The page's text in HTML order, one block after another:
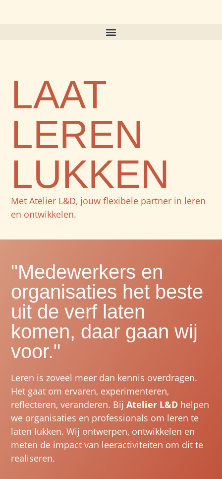
LAAT
LEREN
LUKKEN
Met Atelier L&D, jouw flexibele partner in leren
en ontwikkelen.
"Medewerkers en
organisaties het beste
uit de verf laten
komen, daar gaan wij
voor."
Leren is zoveel meer dan kennis overdragen.
Het gaat om ervaren, experimenteren,
reflecteren, veranderen. BijAtelier L&D helpen
we organisaties en professionals om leren te
laten lukken. Wij ontwerpen, ontwikkelen en
meten de impact van leeractiviteiten om dit te
realiseren.